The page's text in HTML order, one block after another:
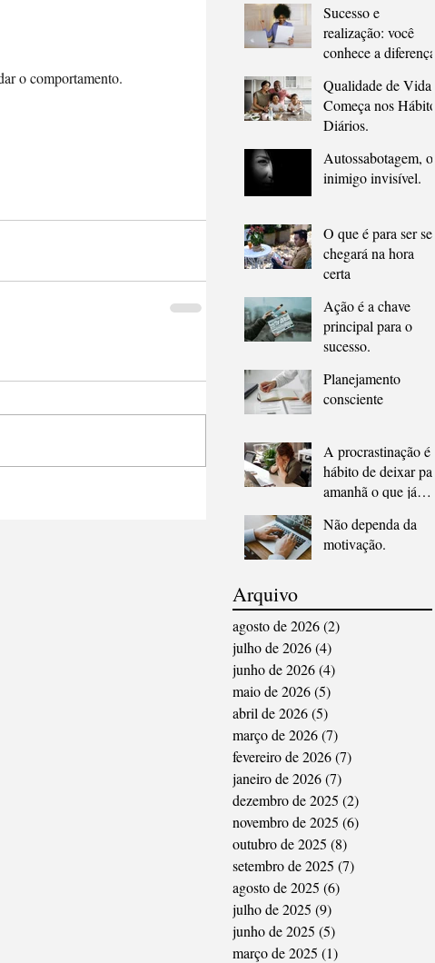
o comportamento.
Sucesso e
realização: você
conhece a diferença?
Qualidade de Vida
Começa nos Hábitos
Diários.
Autossabotagem, o
inimigo invisível.
O que é para ser seu
chegará na hora
certa
Ação é a chave
principal para o
sucesso.
Planejamento
consciente
A procrastinação é o
hábito de deixar para
amanhã o que já
ontem.
Não dependa da
motivação.
Arquivo
agosto de 2026(2)
julho de 2026(4)
junho de 2026(4)
maio de 2026(5)
abril de 2026(5)
março de 2026(7)
fevereiro de 2026(7)
janeiro de 2026(7)
dezembro de 2025 (2)
novembro de 2025 (6)
outubro de 2025 (8)
setembro de 2025 (7)
agosto de 2025 (6)
julho de 2025 (9)
junho de 2025 (5)
março de 2025 (1)